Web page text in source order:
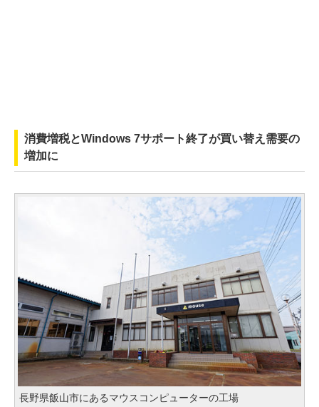
消費増税とWindows 7サポート終了が買い替え需要の
増加に
長野県飯山市にあるマウスコンピューターの工場